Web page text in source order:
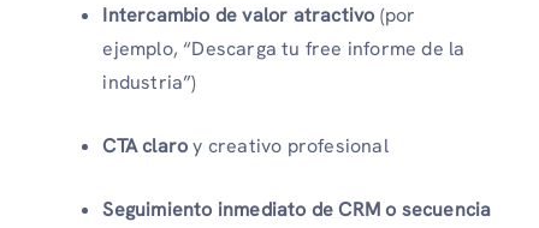
Intercambio de valor atractivo (por
ejemplo, “Descarga tu free informe de la
industria”)
CTA claroy creativo profesional
Seguimiento inmediato de CRM o secuencia